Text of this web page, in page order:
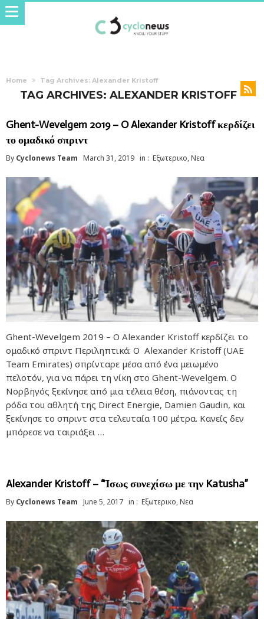
Home Tag Archives: Alexander Kristoff
TAG ARCHIVES: ALEXANDER KRISTOFF
Ghent-Wevelgem 2019 – O Alexander Kristoff κερδίζει
το ομαδικό σπριντ
By Cyclonews Team March 31, 2019 in : Εξωτερικο,Νεα
Ghent-Wevelgem 2019 – O Alexander Kristoff κερδίζει το
ομαδικό σπριντ Περιληπτικά: Ο Alexander Kristoff (UAE
Team Emirates) σπρίνταρε μέσα από ένα μειωμένο
πελοτόν, για να πάρει τη νίκη στο Ghent-Wevelgem. Ο
Νορβηγός ξεκίνησε από μια τέλεια θέση, πιάνοντας τη
ρόδα του αθλητή της Direct Energie, Damien Gaudin, και
ξεκίνησε το σπριντ στα τελευταία 100 μέτρα. Κανείς δεν
μπόρεσε να ταιριάξει …
Alexander Kristoff – “Ίσως συνεχίσω με την Katusha”
By Cyclonews Team June 5, 2017 in : Εξωτερικο,Νεα